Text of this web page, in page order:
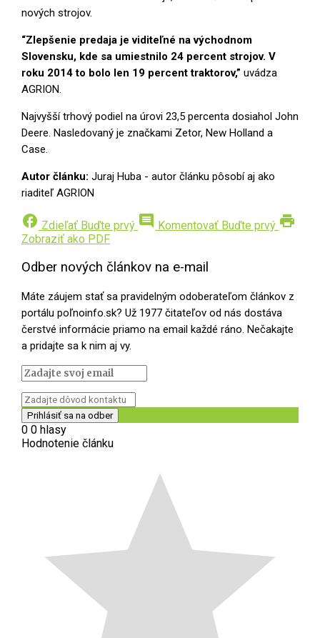
nových strojov.
“Zlepšenie predaja je viditeľné na východnom
Slovensku, kde sa umiestnilo 24 percent strojov. V
roku 2014 to bolo len 19 percent traktorov,” uvádza
AGRION.
Najvyšší trhový podiel na úrovi 23,5 percenta dosiahol John
Deere. Nasledovaný je značkami Zetor, New Holland a
Case.
Autor článku: Juraj Huba - autor článku pôsobí aj ako
riaditeľ AGRION
facebook Zdieľať Buďte prvý comment Komentovať Buďte prvý print
Zobraziť ako PDF
Odber nových článkov na e-mail
Máte záujem stať sa pravidelným odoberateľom článkov z
portálu poľnoinfo.sk? Už 1977 čitateľov od nás dostáva
čerstvé informácie priamo na email každé ráno. Nečakajte
a pridajte sa k nim aj vy.
0 0 hlasy
Hodnotenie článku